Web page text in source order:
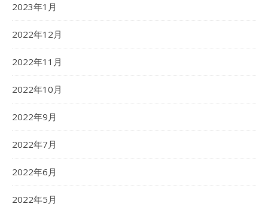
2023年1月
2022年12月
2022年11月
2022年10月
2022年9月
2022年7月
2022年6月
2022年5月